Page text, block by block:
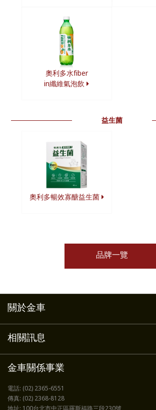
奧利多水fiber
in纖維氣泡飲
益生菌
奧利多暢效寡醣益生菌
品牌一覽
金車關係事業
電話:(02) 2365-6551
傳真:(02) 2368-8128
關於金車
相關訊息